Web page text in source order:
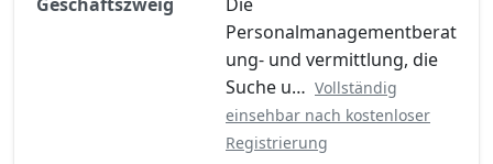
Personalmanagementberat
ung- und vermittlung, die
Suche u… Vollständig
einsehbar nach kostenloser
Registrierung